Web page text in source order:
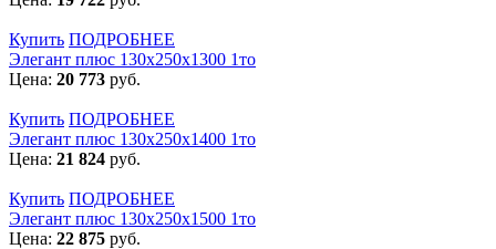
Купить ПОДРОБНЕЕ
Элегант плюс 130x250x1300 1то
Цена: 20 773 руб.
Купить ПОДРОБНЕЕ
Элегант плюс 130x250x1400 1то
Цена: 21 824 руб.
Купить ПОДРОБНЕЕ
Элегант плюс 130x250x1500 1то
Цена: 22 875 руб.